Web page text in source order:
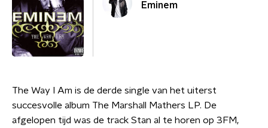
Eminem
The Way I Am is de derde single van het uiterst
succesvolle album The Marshall Mathers LP. De
afgelopen tijd was de track Stan al te horen op 3FM,